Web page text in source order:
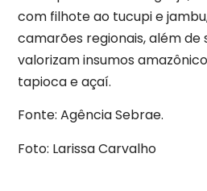
com filhote ao tucupi e
camarões regionais, além de
valorizam insumos
tapioca e açaí.
Fonte: Agência Sebrae.
Foto: Larissa Carvalho